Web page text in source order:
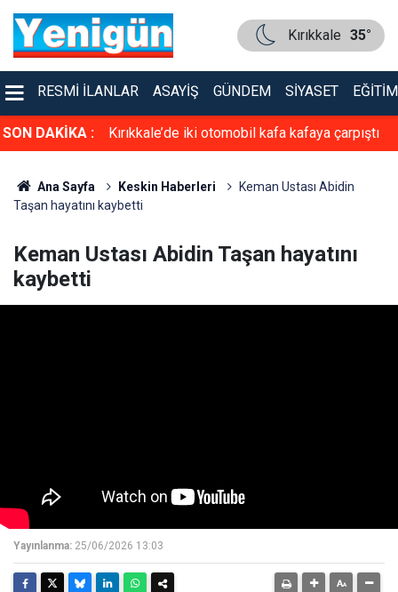
Kırıkkale 35°
RESMI İLANLAR ASAYIŞ GÜNDEM SIYASET EĞITIM
SON DAKİKA : Kırıkkale’de iki otomobil kafa kafaya çarpıştı
Ana Sayfa Keskin Haberleri
Keman Ustası Abidin
Taşan hayatını kaybetti
Keman Ustası Abidin Taşan hayatını
kaybetti
Yayınlanma: 25/06/2026 13:03